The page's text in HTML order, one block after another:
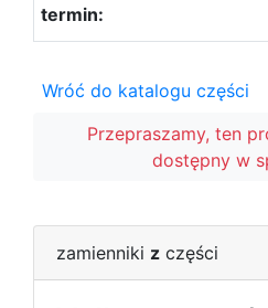
Wróć do katalogu części
Przepraszamy, ten
dostępny w
zamienniki z części